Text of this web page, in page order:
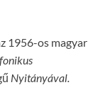
1956-os magyar
Nyitányával.